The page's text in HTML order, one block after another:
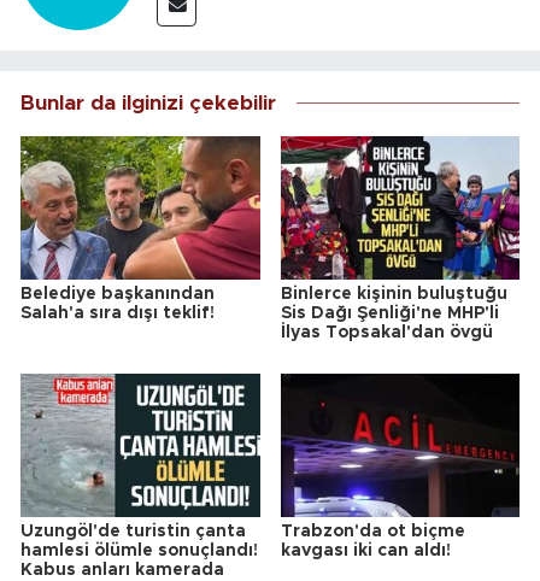
Bunlar da ilginizi çekebilir
Belediye başkanından
Salah'a sıra dışı teklif!
Binlerce kişinin buluştuğu
Sis Dağı Şenliği'ne MHP'li
İlyas Topsakal'dan övgü
Uzungöl'de turistin çanta
hamlesi ölümle sonuçlandı!
Kabus anları kamerada
Trabzon'da ot biçme
kavgası iki can aldı!